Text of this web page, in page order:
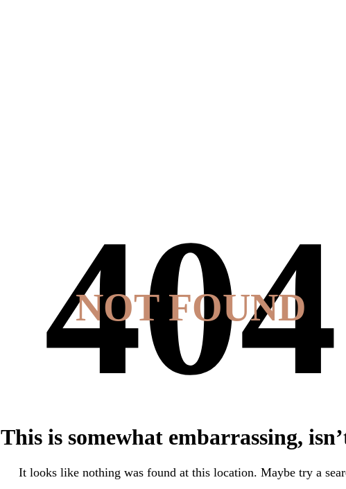
NOT FOUND
This is somewhat embarrassing,
It looks like nothing was found at this location. Maybe try a